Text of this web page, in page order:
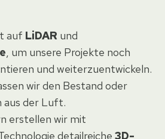
auf LiDAR und
, um unsere Projekte noch
und weiterzuentwickeln.
wir den Bestand oder
aus der Luft.
erstellen wir mit
detailreiche 3D-